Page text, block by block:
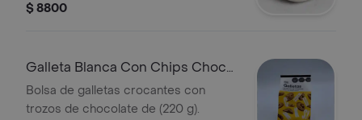
$ 8800
Galleta Blanca Con Chips Choco
(PQ x 12)
Bolsa de galletas crocantes con
trozos de chocolate de (220 g).